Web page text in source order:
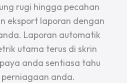
rugi hingga pecahan
eksport laporan dengan
Laporan automatik
utama terus di skrin
anda sentiasa tahu
anda.